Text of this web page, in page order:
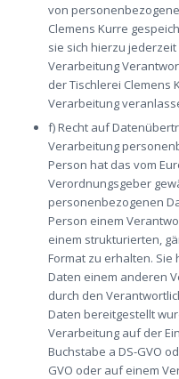
von
Clemens Kurre
sie sich hierzu
Verarbeitung
der Tischlerei Clemens
Verarbeitung
f) Recht auf
Verarbeitung
Person hat das vom
Verordnungsgeber
personenbezogenen
Person einem
einem strukturierten,
Format zu erhalten. Sie
Daten einem anderen
durch den
Daten bereitgestellt
Verarbeitung auf der
Buchstabe a DS-GVO
GVO oder auf einem